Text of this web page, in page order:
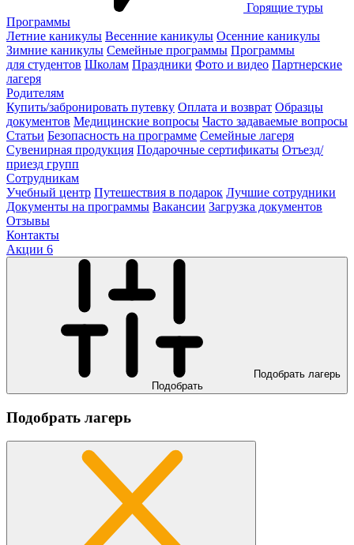
Горящие туры
Программы
Летние каникулы Весенние каникулы Осенние каникулы
Зимние каникулы Семейные программы Программы
для студентов Школам Праздники Фото и видео Партнерские
лагеря
Родителям
Купить/забронировать путевку Оплата и возврат Образцы
документов Медицинские вопросы Часто задаваемые вопросы
Статьи Безопасность на программе Семейные лагеря
Сувенирная продукция Подарочные сертификаты Отъезд/
приезд групп
Сотрудникам
Учебный центр Путешествия в подарок Лучшие сотрудники
Документы на программы Вакансии Загрузка документов
Отзывы
Контакты
Акции 6
Подобрать лагерь
Подобрать
Подобрать лагерь